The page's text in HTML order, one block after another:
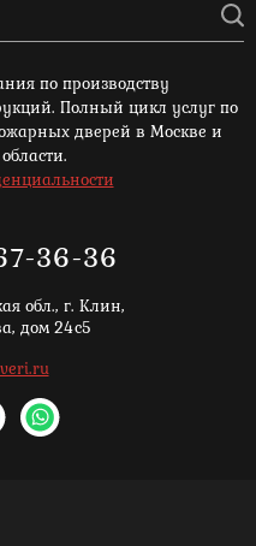
по производству
Полный цикл услуг по
дверей в Москве и
36-36
обл., г. Клин,
дом 24с5